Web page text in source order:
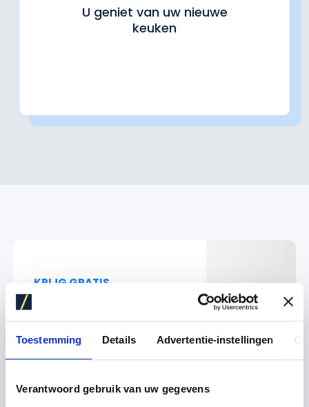
Toestemming Details Advertentie-instellingen
Verantwoord gebruik van uw gegevens
U geniet van uw nieuwe
keuken
KRIJG GRATIS
Keukenadvies op
maat
Keukenontwerper aan huis